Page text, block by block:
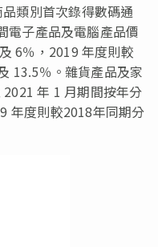
類別首次錄得數碼通
電子產品及電腦產品價
6％，2019 年度則較
13.5％。雜貨產品及家
年 1 月期間按年分
年度則較2018年同期分